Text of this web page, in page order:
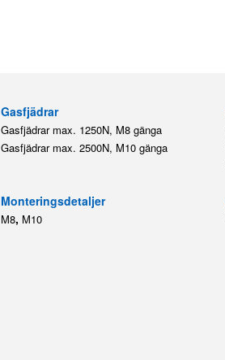
Gasfjädrar
Gasfjädrar max. 1250N, M8 gänga
Gasfjädrar max. 2500N, M10 gänga
Monteringsdetaljer
M8, M10